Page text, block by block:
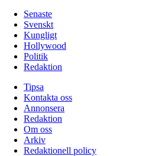
Senaste
Svenskt
Kungligt
Hollywood
Politik
Redaktion
Tipsa
Kontakta oss
Annonsera
Redaktion
Om oss
Arkiv
Redaktionell policy